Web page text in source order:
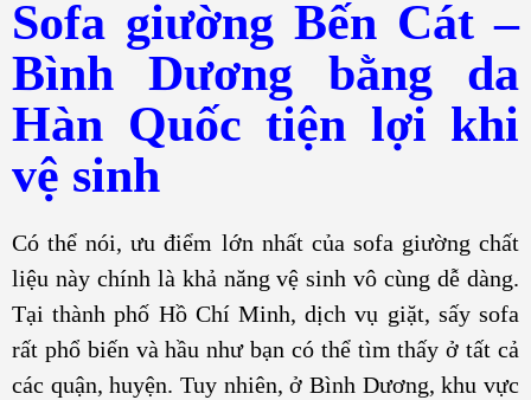
Sofa giường Bến Cát –
Bình Dương bằng da
Hàn Quốc tiện lợi khi
vệ sinh
Có thể nói, ưu điểm lớn nhất của sofa giường chất
liệu này chính là khả năng vệ sinh vô cùng dễ dàng.
Tại thành phố Hồ Chí Minh, dịch vụ giặt, sấy sofa
rất phổ biến và hầu như bạn có thể tìm thấy ở tất cả
các quận, huyện. Tuy nhiên, ở Bình Dương, khu vực